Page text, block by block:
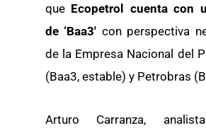
que Ecopetrol cuenta con
de ‘Baa3′ con perspectiva
de la Empresa Nacional del
(Baa3, estable) y Petrobras
Arturo Carranza,